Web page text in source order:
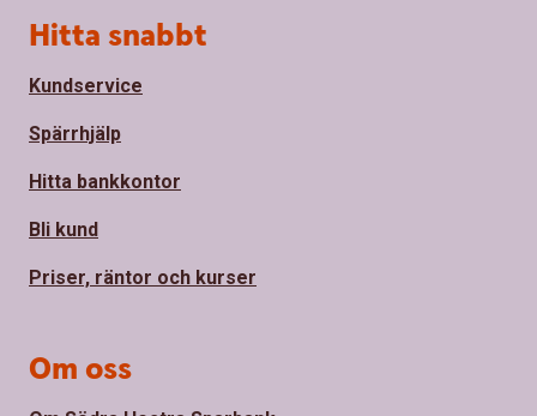
Sidfot
Hitta snabbt
Kundservice
Spärrhjälp
Hitta bankkontor
Bli kund
Priser, räntor och kurser
Om oss